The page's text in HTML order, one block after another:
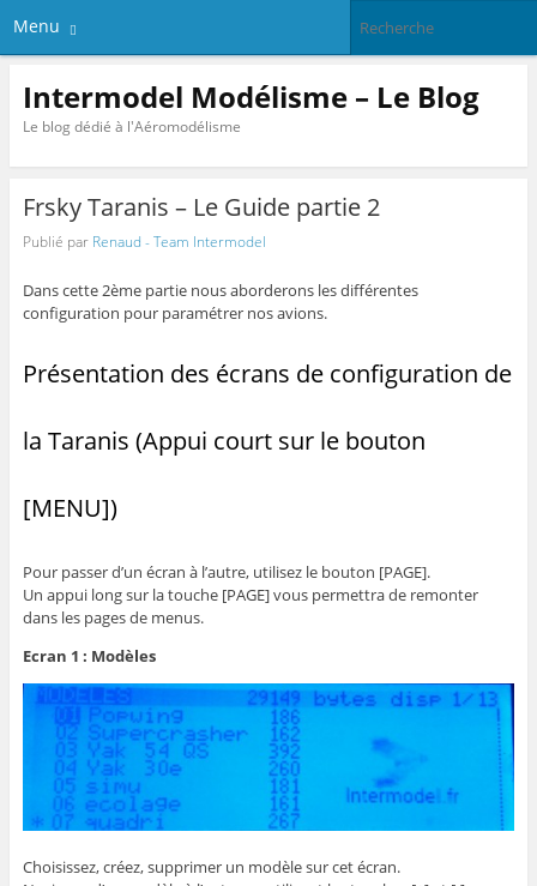
Menu
Intermodel Modélisme – Le Blog
Le blog dédié à l'Aéromodélisme
Frsky Taranis – Le Guide partie 2
Publié par Renaud - Team Intermodel
Dans cette 2ème partie nous aborderons les différentes
configuration pour paramétrer nos avions.
Présentation des écrans de configuration de
la Taranis (Appui court sur le bouton
[MENU])
Pour passer d’un écran à l’autre, utilisez le bouton [PAGE].
Un appui long sur la touche [PAGE] vous permettra de remonter
dans les pages de menus.
Ecran 1 : Modèles
Choisissez, créez, supprimer un modèle sur cet écran.